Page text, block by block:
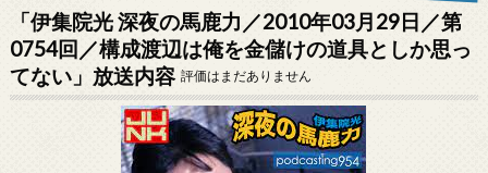
「伊集院光 深夜の馬鹿力／2010年03月29日／第
0754回／構成渡辺は俺を金儲けの道具としか思っ
てない」放送内容 評価はまだありません